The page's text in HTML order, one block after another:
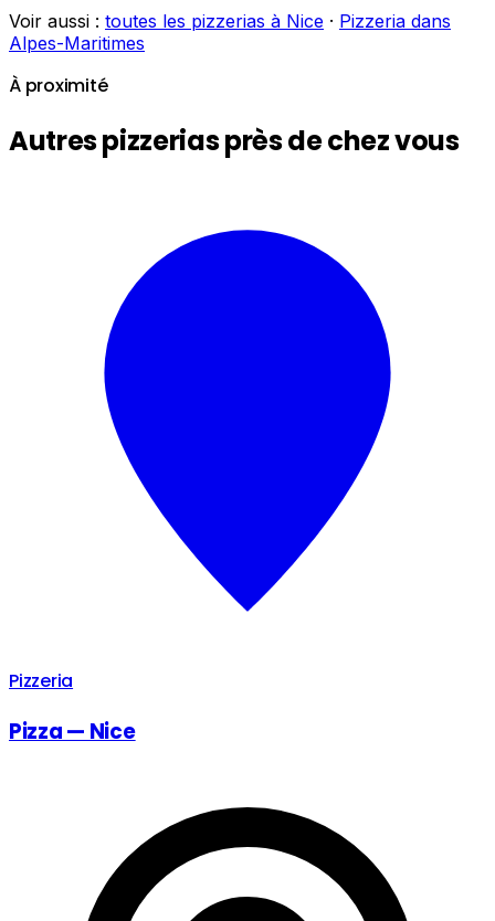
Voir aussi : toutes les pizzerias à Nice · Pizzeria dans
Alpes-Maritimes
À proximité
Autres pizzerias près de chez vous
Pizzeria
Pizza — Nice